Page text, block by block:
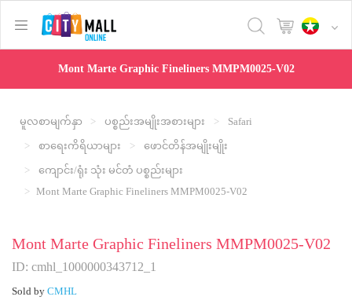
text.skipToContent
text.skipToNavigation
Mont Marte Graphic Fineliners MMPM0025-V02
မူလစာမျက်နှာ ပစ္စည်းအမျိုးအစားများ
Safari
စာရေးကိရိယာများ
ဖောင်တိန်အမျိုးမျိုး
ကျောင်း/ရုံး သုံး မင်တံ ပစ္စည်းများ
Mont Marte Graphic Fineliners MMPM0025-V02
Mont Marte Graphic Fineliners MMPM0025-V02
ID: cmhl_1000000343712_1
Sold byCMHL